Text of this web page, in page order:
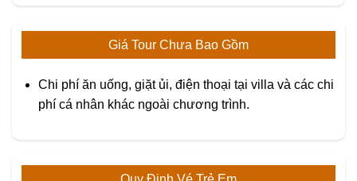
Giá Tour Chưa Bao Gồm
Chi phí ăn uống, giặt ủi, điện thoại tại villa và các chi
phí cá nhân khác ngoài chương trình.